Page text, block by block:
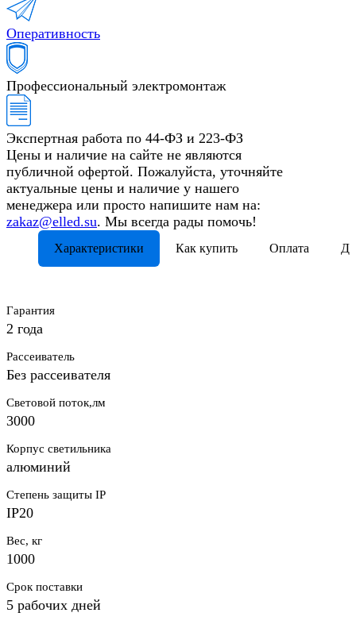
Оперативность
Профессиональный электромонтаж
Экспертная работа по 44-ФЗ и 223-ФЗ
Цены и наличие на сайте не являются
публичной офертой. Пожалуйста, уточняйте
актуальные цены и наличие у нашего
менеджера или просто напишите нам на:
zakaz@elled.su. Мы всегда рады помочь!
Характеристики Как купить Оплата
Гарантия
2 года
Рассеиватель
Без рассеивателя
Световой поток,лм
3000
Корпус светильника
алюминий
Степень защиты IP
IP20
Вес, кг
1000
Срок поставки
5 рабочих дней